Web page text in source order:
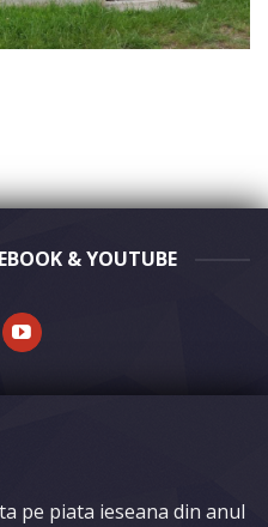
& YOUTUBE
pe piata ieseana din anul